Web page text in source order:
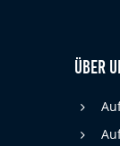
Über
Zweck:
Cookie Laufzeit: